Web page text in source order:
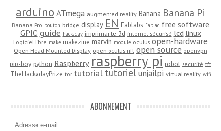
arduino ATmega augmented reality Banana Banana Pi
Banana Pro bouton bridge display EN Fablabs Fablac free software
GPIO guide hackaday imprimante 3d internet sécurisé lcd linux
Logiciel libre make makezine marvin module oculus open-hardware
Open Head Mounted Display open oculus rift open source openvpn
pip-boy python Raspberry raspberry pi robot securité tft
TheHackadayPrize tor tutorial tutoriel unjailpi virtual reality wifi
ABONNEMENT
Adresse